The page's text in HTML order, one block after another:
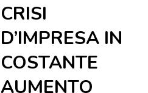
CRISI
D’IMPRESA IN
COSTANTE
AUMENTO